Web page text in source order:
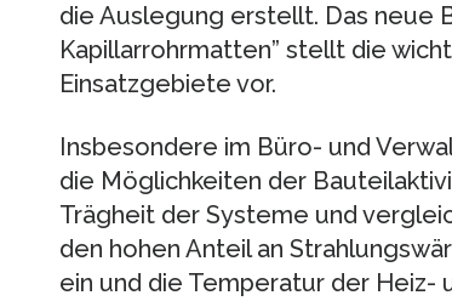
die Auslegung erstellt. Das neue
Kapillarrohrmatten” stellt die
Einsatzgebiete vor.
Insbesondere im Büro- und
die Möglichkeiten der
Trägheit der Systeme und
den hohen Anteil an
ein und die Temperatur der Heiz-